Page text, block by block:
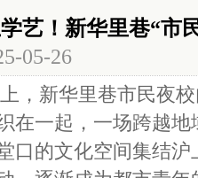
艺！新华里巷“市
05-26
，新华里巷市民夜
在一起，一场跨越
的文化空间集结沪